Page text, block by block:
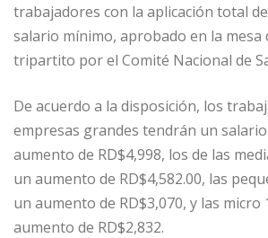
trabajadores con la aplicación total
salario mínimo, aprobado en la mesa
tripartito por el Comité Nacional de
De acuerdo a la disposición, los
empresas grandes tendrán un salario
aumento de RD$4,998, los de las
un aumento de RD$4,582.00, las
un aumento de RD$3,070, y las micro
aumento de RD$2,832.